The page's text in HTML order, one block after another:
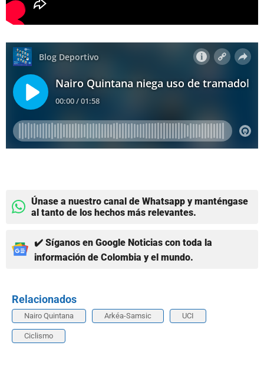
Únase a nuestro canal de Whatsapp y manténgase
al tanto de los hechos más relevantes.
✔️ Síganos en Google Noticias con toda la
información de Colombia y el mundo.
Relacionados
Nairo Quintana Arkéa-Samsic UCI
Ciclismo